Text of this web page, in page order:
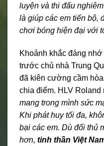
luyện và thi đấu
là giúp các em tiến bộ,
chơi bóng hiện đại với
Khoảnh khắc đáng
trước chủ nhà Trung
đã kiên cường cầm
chia điểm. HLV Roland
mang trong mình sức
Khi phát huy tối đa,
bại các em. Dù đối thủ
hơn, tinh thần Việt